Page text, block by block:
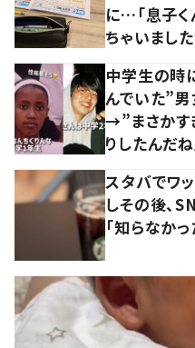
に…「息子
ちゃいまし
中学生の時
んでいた”
→”まさかす
りしたんだね
スタバでワ
しその後、
「知らなかっ